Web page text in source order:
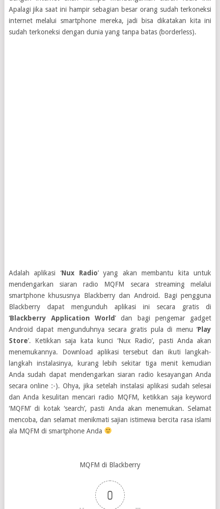
Apalagi jika saat ini hampir sebagian besar orang sudah terkoneksi
internet melalui smartphone mereka, jadi bisa dikatakan kita ini
sudah terkoneksi dengan dunia yang tanpa batas (borderless).
Adalah aplikasi ‘Nux Radio’ yang akan membantu kita untuk
mendengarkan siaran radio MQFM secara streaming melalui
smartphone khususnya Blackberry dan Android. Bagi pengguna
Blackberry dapat mengunduh aplikasi ini secara gratis di
‘Blackberry Application World’ dan bagi pengemar gadget
Android dapat mengunduhnya secara gratis pula di menu ‘Play
Store’. Ketikkan saja kata kunci ‘Nux Radio’, pasti Anda akan
menemukannya. Download aplikasi tersebut dan ikuti langkah-
langkah instalasinya, kurang lebih sekitar tiga menit kemudian
Anda sudah dapat mendengarkan siaran radio kesayangan Anda
secara online :-). Ohya, jika setelah instalasi aplikasi sudah selesai
dan Anda kesulitan mencari radio MQFM, ketikkan saja keyword
‘MQFM’ di kotak ‘search’, pasti Anda akan menemukan. Selamat
mencoba, dan selamat menikmati sajian istimewa bercita rasa islami
ala MQFM di smartphone Anda
MQFM di Blackberry
0